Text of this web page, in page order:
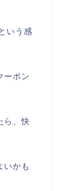
いう感
ーポン
ら、快
いかも